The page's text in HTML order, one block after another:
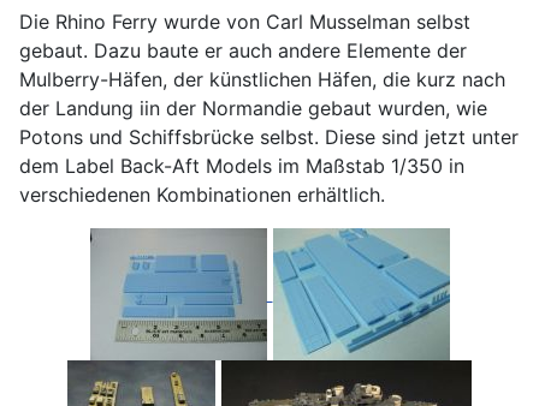
Die Rhino Ferry wurde von Carl Musselman selbst
gebaut. Dazu baute er auch andere Elemente der
Mulberry-Häfen, der künstlichen Häfen, die kurz nach
der Landung iin der Normandie gebaut wurden, wie
Potons und Schiffsbrücke selbst. Diese sind jetzt unter
dem Label Back-Aft Models im Maßstab 1/350 in
verschiedenen Kombinationen erhältlich.